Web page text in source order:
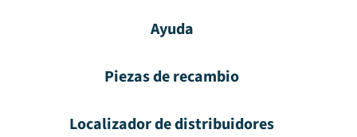
Ayuda
Piezas de recambio
Localizador de distribuidores